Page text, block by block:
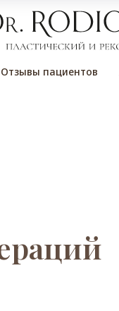
Отзывы пациентов